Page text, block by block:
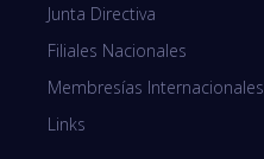
Junta Directiva
Filiales Nacionales
Membresías Internacionales
Links